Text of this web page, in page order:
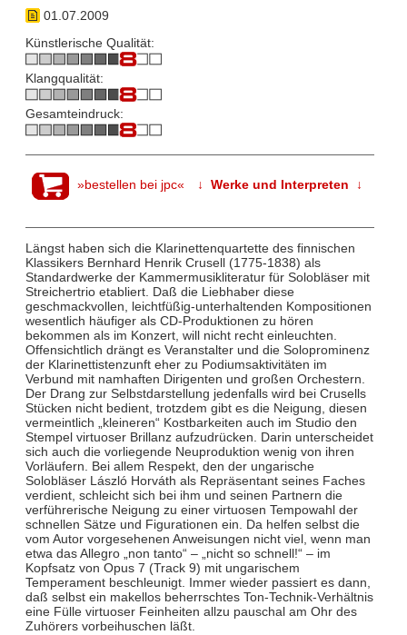
01.07.2009
Künstlerische Qualität:
Klangqualität:
Gesamteindruck:
»bestellen bei jpc« ↓ Werke und Interpreten ↓
Längst haben sich die Klarinettenquartette des finnischen
Klassikers Bernhard Henrik Crusell (1775-1838) als
Standardwerke der Kammermusikliteratur für Solobläser mit
Streichertrio etabliert. Daß die Liebhaber diese
geschmackvollen, leichtfüßig-unterhaltenden Kompositionen
wesentlich häufiger als CD-Produktionen zu hören
bekommen als im Konzert, will nicht recht einleuchten.
Offensichtlich drängt es Veranstalter und die Soloprominenz
der Klarinettistenzunft eher zu Podiumsaktivitäten im
Verbund mit namhaften Dirigenten und großen Orchestern.
Der Drang zur Selbstdarstellung jedenfalls wird bei Crusells
Stücken nicht bedient, trotzdem gibt es die Neigung, diesen
vermeintlich „kleineren“ Kostbarkeiten auch im Studio den
Stempel virtuoser Brillanz aufzudrücken. Darin unterscheidet
sich auch die vorliegende Neuproduktion wenig von ihren
Vorläufern. Bei allem Respekt, den der ungarische
Solobläser László Horváth als Repräsentant seines Faches
verdient, schleicht sich bei ihm und seinen Partnern die
verführerische Neigung zu einer virtuosen Tempowahl der
schnellen Sätze und Figurationen ein. Da helfen selbst die
vom Autor vorgesehenen Anweisungen nicht viel, wenn man
etwa das Allegro „non tanto“ – „nicht so schnell!“ – im
Kopfsatz von Opus 7 (Track 9) mit ungarischem
Temperament beschleunigt. Immer wieder passiert es dann,
daß selbst ein makellos beherrschtes Ton-Technik-Verhältnis
eine Fülle virtuoser Feinheiten allzu pauschal am Ohr des
Zuhörers vorbeihuschen läßt.